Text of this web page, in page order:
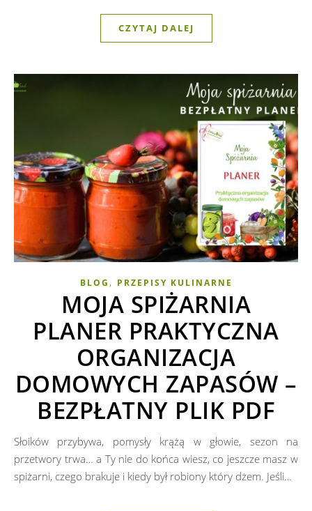
CZYTAJ DALEJ
BLOG , PRZEPISY KULINARNE
MOJA SPIŻARNIA
PLANER PRAKTYCZNA
ORGANIZACJA
DOMOWYCH ZAPASÓW –
BEZPŁATNY PLIK PDF
Słoików przybywa, pomysły krążą w głowie, sezon na
przetwory trwa… a Ty nie do końca wiesz, co jeszcze masz w
spiżarni, czego brakuje i kiedy był robiony który dżem. Jeśli…